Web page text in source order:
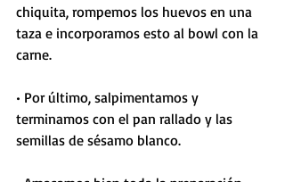
chiquita, rompemos los huevos en una
taza e incorporamos esto al bowl con la
carne.
• Por último, salpimentamos y
terminamos con el pan rallado y las
semillas de sésamo blanco.